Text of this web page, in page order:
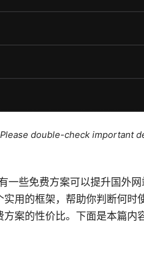
double-check important
些免费方案可以提升国外
用的框架，帮助你判断何时
案的性价比。下面是本篇内